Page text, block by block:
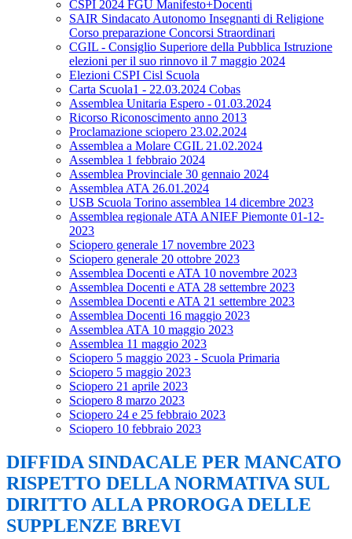
CSPI 2024 FGU Manifesto+Docenti
SAIR Sindacato Autonomo Insegnanti di Religione
Corso preparazione Concorsi Straordinari
CGIL - Consiglio Superiore della Pubblica Istruzione
elezioni per il suo rinnovo il 7 maggio 2024
Elezioni CSPI Cisl Scuola
Carta Scuola1 - 22.03.2024 Cobas
Assemblea Unitaria Espero - 01.03.2024
Ricorso Riconoscimento anno 2013
Proclamazione sciopero 23.02.2024
Assemblea a Molare CGIL 21.02.2024
Assemblea 1 febbraio 2024
Assemblea Provinciale 30 gennaio 2024
Assemblea ATA 26.01.2024
USB Scuola Torino assemblea 14 dicembre 2023
Assemblea regionale ATA ANIEF Piemonte 01-12-
2023
Sciopero generale 17 novembre 2023
Sciopero generale 20 ottobre 2023
Assemblea Docenti e ATA 10 novembre 2023
Assemblea Docenti e ATA 28 settembre 2023
Assemblea Docenti e ATA 21 settembre 2023
Assemblea Docenti 16 maggio 2023
Assemblea ATA 10 maggio 2023
Assemblea 11 maggio 2023
Sciopero 5 maggio 2023 - Scuola Primaria
Sciopero 5 maggio 2023
Sciopero 21 aprile 2023
Sciopero 8 marzo 2023
Sciopero 24 e 25 febbraio 2023
Sciopero 10 febbraio 2023
DIFFIDA SINDACALE PER MANCATO
RISPETTO DELLA NORMATIVA SUL
DIRITTO ALLA PROROGA DELLE
SUPPLENZE BREVI